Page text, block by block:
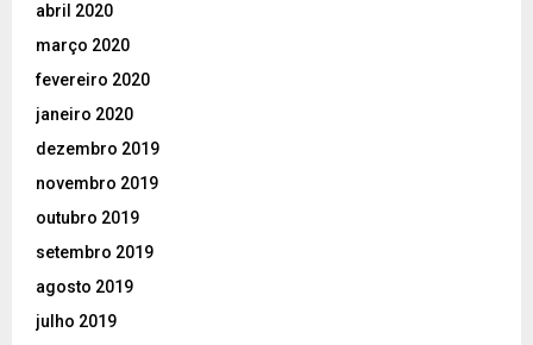
abril 2020
março 2020
fevereiro 2020
janeiro 2020
dezembro 2019
novembro 2019
outubro 2019
setembro 2019
agosto 2019
julho 2019